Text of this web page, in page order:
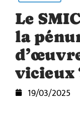
Le
la
vicieux
19/03/2025